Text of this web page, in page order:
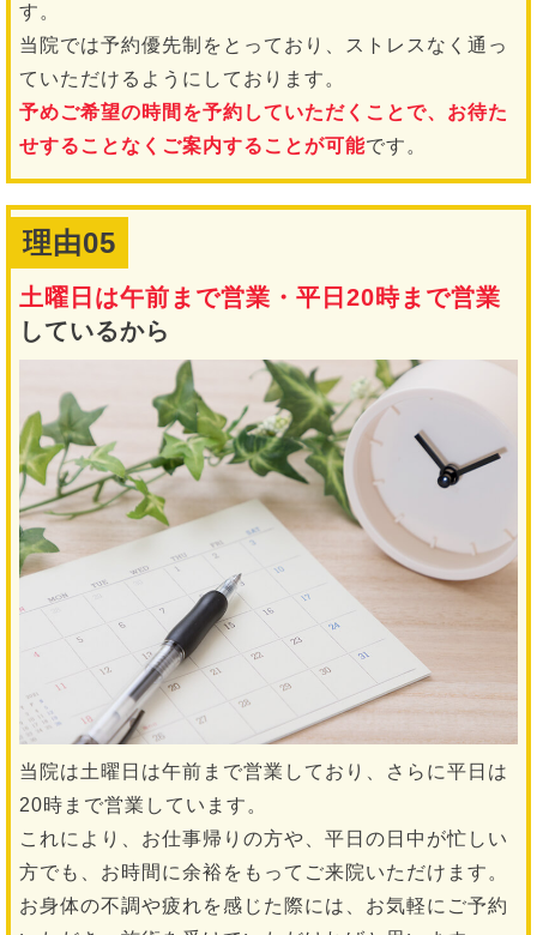
す。
当院では予約優先制をとっており、ストレスなく通っ
ていただけるようにしております。
予めご希望の時間を予約していただくことで、お待た
せすることなくご案内することが可能です。
理由05
土曜日は午前まで営業・平日20時まで営業
しているから
当院は土曜日は午前まで営業しており、さらに平日は
20時まで営業しています。
これにより、お仕事帰りの方や、平日の日中が忙しい
方でも、お時間に余裕をもってご来院いただけます。
お身体の不調や疲れを感じた際には、お気軽にご予約